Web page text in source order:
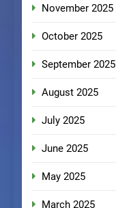
November 2025
October 2025
September 2025
August 2025
July 2025
June 2025
May 2025
March 2025